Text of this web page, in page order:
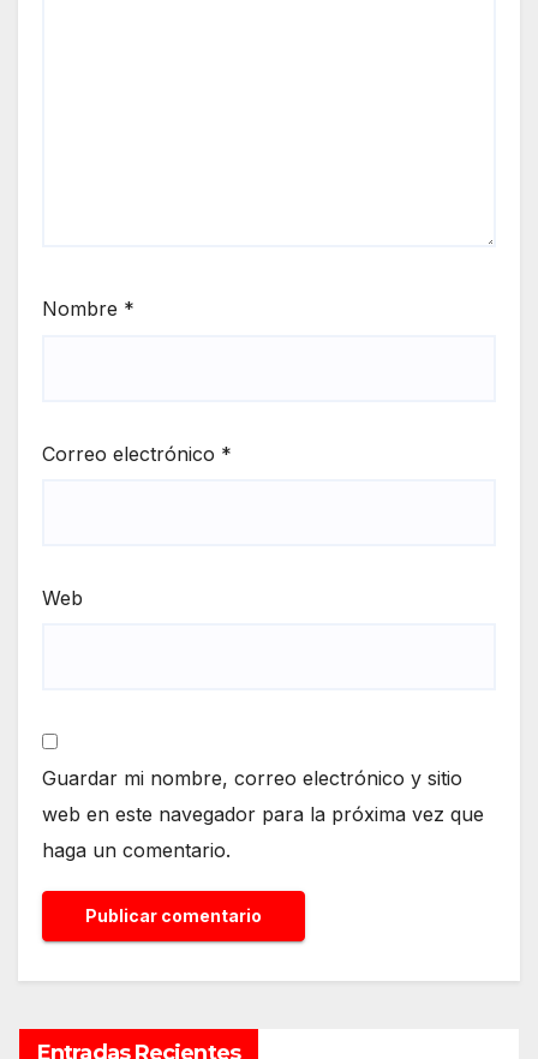
Nombre *
Correo electrónico *
Web
Guardar mi nombre, correo electrónico y sitio
web en este navegador para la próxima vez que
haga un comentario.
Entradas Recientes